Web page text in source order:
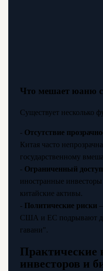
Что мешает юаню
Существует несколько
- Отсутствие
Китая часто
государственному
- Ограниченный
иностранные
китайские активы.
- Политические риски
США и ЕС подрывают
гавани".
Практические
инвесторов и